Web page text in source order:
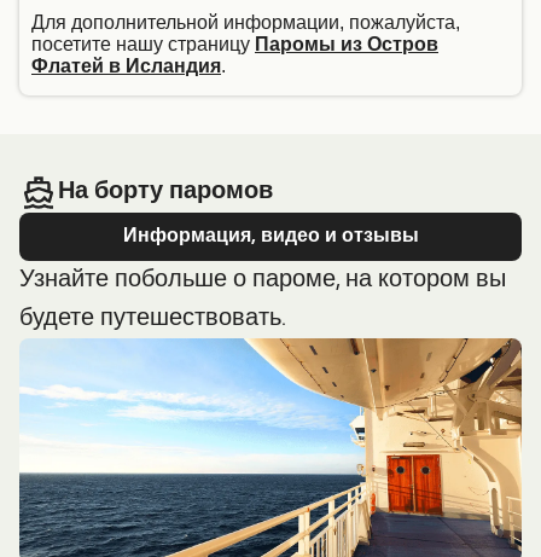
Для дополнительной информации, пожалуйста,
посетите нашу страницу Паромы из Остров
Флатей в Исландия.
На борту паромов
Информация, видео и отзывы
Узнайте побольше о пароме, на котором вы
будете путешествовать.